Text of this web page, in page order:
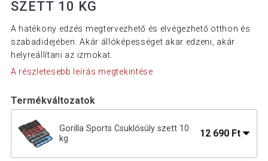
SZETT 10 KG
A hatékony edzés megtervezhető és elvégezhető otthon és
szabadidejében. Akár állóképességet akar edzeni, akár
helyreállítani az izmokat.
A részletesebb leírás megtekintése
Termékváltozatok
Gorilla Sports Csuklósúly szett 10
kg
12 690 Ft